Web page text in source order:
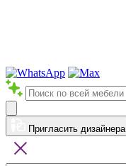
Пригласить дизайнера